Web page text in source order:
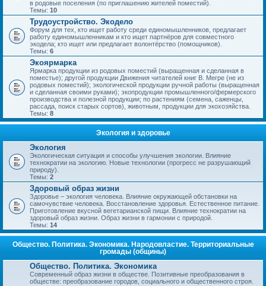
в родовые поселения (по приглашению жителей поместий).
Темы: 10
Трудоустройство. Экодело
Форум для тех, кто ищет работу среди единомышленников, предлагает
работу единомышленникам и кто ищет партнёров для совместного
экодела; кто ищет или предлагает волонтёрство (помощников).
Темы: 6
Экоярмарка
Ярмарка продукции из родовых поместий (выращенная и сделанная в
поместье); другой продукции Движения читателей книг В. Мегре (не из
родовых поместий); экологической продукции ручной работы (выращенная
и сделанная своими руками); экопродукции промышленного/фермерского
производства и полезной продукции; по растениям (семена, саженцы,
рассада, поиск старых сортов), животным, продукции для экохозяйства.
Темы: 8
Экология и здоровье
Экология
Экологическая ситуация и способы улучшения экологии. Влияние
технократии на экологию. Новые технологии (прогресс не разрушающий
природу).
Темы: 2
Здоровый образ жизни
Здоровье – экология человека. Влияние окружающей обстановки на
самочувствие человека. Восстановление здоровья. Естественное питание.
Приготовление вкусной вегетарианской пищи. Влияние технократии на
здоровый образ жизни. Образ жизни в гармонии с природой.
Темы: 14
Общество. Политика. Экономика. Народовластие. Территориальные
громады (общины)
Общество. Политика. Экономика
Современный образ жизни в обществе. Позитивные преобразования в
обществе: преобразование городов, социального и общественного строя.